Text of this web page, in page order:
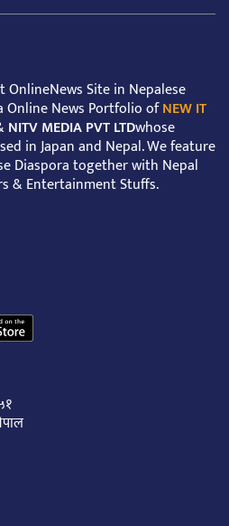
OnlineNews Site in Nepalese
Online News Portfolio ofNEW IT
NITV MEDIA PVT LTDwhose
in Japan and Nepal. We feature
Diaspora together with Nepal
& Entertainment Stuffs.